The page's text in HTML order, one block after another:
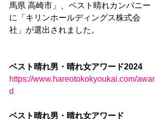
馬県 高崎市」、ベスト晴れカンパニー
に「キリンホールディングス株式会
社」が選出されました。
ベスト晴れ男・晴れ女アワード2024
https://www.hareotokokyoukai.com/awar
d
ベスト晴れ男・晴れ女アワード